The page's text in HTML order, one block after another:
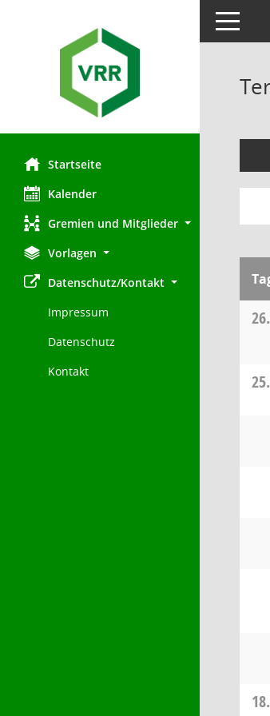
Startseite
Kalender
Gremien und Mitglieder
Vorlagen
Datenschutz/Kontakt
Impressum
Datenschutz
Kontakt
Toggle